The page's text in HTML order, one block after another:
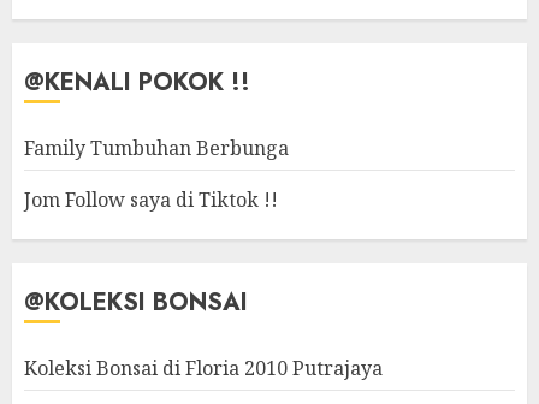
@KENALI POKOK !!
Family Tumbuhan Berbunga
Jom Follow saya di Tiktok !!
@KOLEKSI BONSAI
Koleksi Bonsai di Floria 2010 Putrajaya